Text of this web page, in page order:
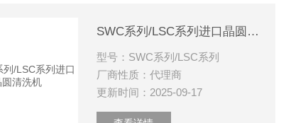
SWC系列/LSC系列进口晶圆清洗机
型号：SWC系列/LSC系列
厂商性质：代理商
更新时间：2025-09-17